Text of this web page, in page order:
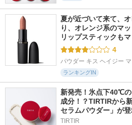
夏が近づいて来て、
り、オレンジ系のマ
リップスティックも
4
パウダー キス ヘイジー
ランキングIN
新発売！氷点下40℃
成分！？TIRTIRから
セラムパウダー」が
TIRTIR